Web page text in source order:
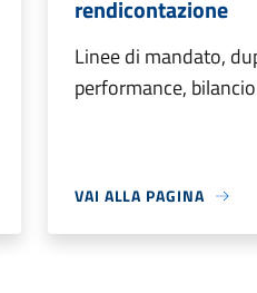
rendicontazione
Linee di mandato,
performance,
VAI ALLA PAGINA